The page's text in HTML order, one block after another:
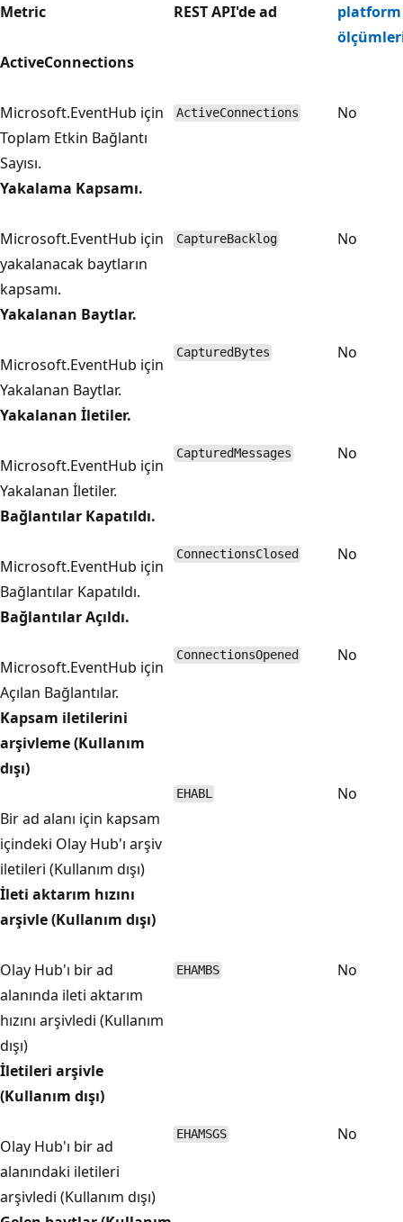
Metric REST API'de ad
platform
ActiveConnections
Microsoft.EventHub için
Toplam Etkin Bağlantı
Sayısı.
ActiveConnections No
Yakalama Kapsamı.
Microsoft.EventHub için
yakalanacak baytların
kapsamı.
CaptureBacklog No
Yakalanan Baytlar.
Microsoft.EventHub için
Yakalanan Baytlar.
CapturedBytes No
Yakalanan İletiler.
Microsoft.EventHub için
Yakalanan İletiler.
CapturedMessages No
Bağlantılar Kapatıldı.
Microsoft.EventHub için
Bağlantılar Kapatıldı.
ConnectionsClosed No
Bağlantılar Açıldı.
Microsoft.EventHub için
Açılan Bağlantılar.
ConnectionsOpened No
Kapsam iletilerini
arşivleme (Kullanım
dışı)
Bir ad alanı için kapsam
içindeki Olay Hub'ı arşiv
iletileri (Kullanım dışı)
EHABL No
İleti aktarım hızını
arşivle (Kullanım dışı)
Olay Hub'ı bir ad
alanında ileti aktarım
hızını arşivledi (Kullanım
dışı)
EHAMBS No
İletileri arşivle
(Kullanım dışı)
Olay Hub'ı bir ad
alanındaki iletileri
arşivledi (Kullanım dışı)
EHAMSGS No